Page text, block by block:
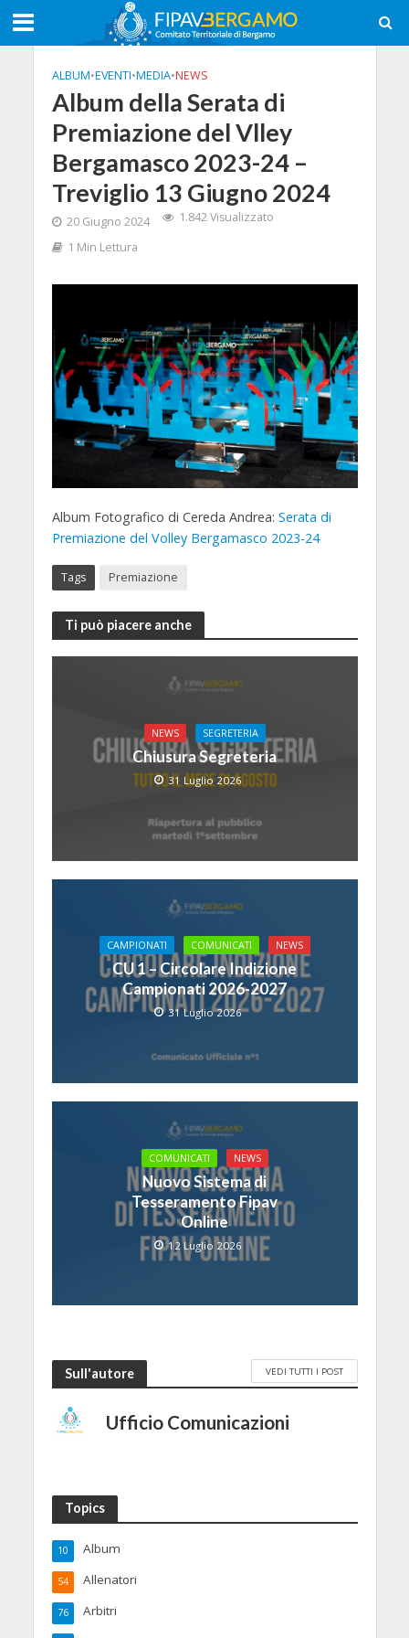
ALBUM•EVENTI•MEDIA•NEWS
Album della Serata di
Premiazione del Vlley
Bergamasco 2023-24 –
Treviglio 13 Giugno 2024
20 Giugno 2024
1.842 Visualizzato
1 Min Lettura
Album Fotografico di Cereda Andrea: Serata di
Premiazione del Volley Bergamasco 2023-24
Tags Premiazione
Ti può piacere anche
NEWS SEGRETERIA
Chiusura Segreteria
31 Luglio 2026
CAMPIONATI COMUNICATI NEWS
CU 1 – Circolare Indizione
Campionati 2026-2027
31 Luglio 2026
COMUNICATI NEWS
Nuovo Sistema di
Tesseramento Fipav
Online
12 Luglio 2026
Sull'autore VEDI TUTTI I POST
Ufficio Comunicazioni
Topics
Album
10
Allenatori
54
Arbitri
76